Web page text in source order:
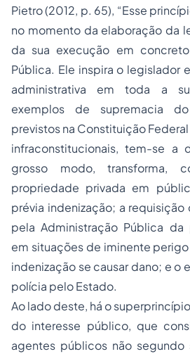
Pietro (2012, p. 65), “Esse
no momento da elaboração da
da sua execução em
Pública. Ele inspira o legislador
administrativa em toda a
exemplos de supremacia
previstos na Constituição
infraconstitucionais, tem-se a
grosso modo, transforma,
propriedade privada em
prévia indenização; a
pela Administração Pública da
em situações de iminente
indenização se causar dano; e o
polícia pelo Estado.
Ao lado deste, há o
do interesse público, que
agentes públicos não segundo